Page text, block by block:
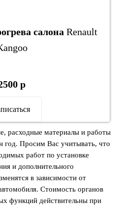
салона Renault
р
расходные материалы и работы
год. Просим Вас учитывать, что
работ по установке
и дополнительного
в зависимости от
Стоимость органов
функций действительны при